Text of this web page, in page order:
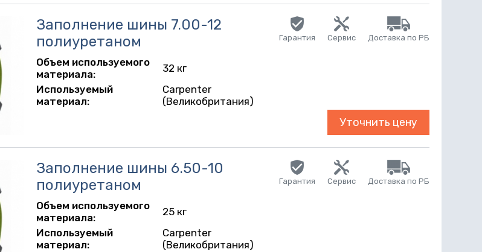
Заполнение шины 7.00-12
полиуретаном
Объем используемого
материала:
32 кг
Используемый
материал:
Carpenter
(Великобритания)
Гарантия Сервис Доставка по РБ
Уточнить цену
Заполнение шины 6.50-10
полиуретаном
Объем используемого
материала:
25 кг
Используемый
материал:
Carpenter
(Великобритания)
Гарантия Сервис Доставка по РБ